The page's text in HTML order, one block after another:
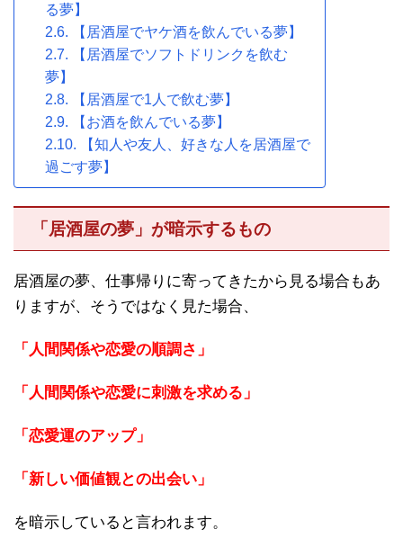
る夢】
【居酒屋でヤケ酒を飲んでいる夢】
【居酒屋でソフトドリンクを飲む
夢】
【居酒屋で1人で飲む夢】
【お酒を飲んでいる夢】
【知人や友人、好きな人を居酒屋で
過ごす夢】
「居酒屋の夢」が暗示するもの
居酒屋の夢、仕事帰りに寄ってきたから見る場合もあ
りますが、そうではなく見た場合、
「人間関係や恋愛の順調さ」
「人間関係や恋愛に刺激を求める」
「恋愛運のアップ」
「新しい価値観との出会い」
を暗示していると言われます。